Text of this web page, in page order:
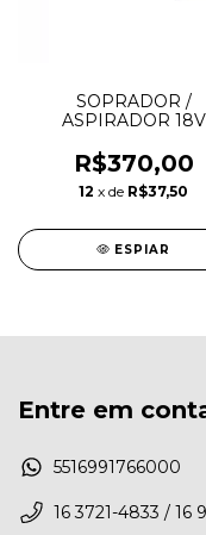
SOPRADOR /
ASPIRADOR 18V
S/CARREG - DWT
R$370,00
12 x de R$37,50
ESPIAR
Entre em
5516991766000
16 3721-4833 / 16